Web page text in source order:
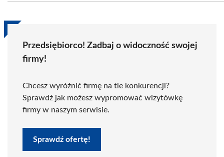
Przedsiębiorco! Zadbaj o widoczność swojej
firmy!
Chcesz wyróżnić firmę na tle konkurencji?
Sprawdź jak możesz wypromować wizytówkę
firmy w naszym serwisie.
Sprawdź ofertę!